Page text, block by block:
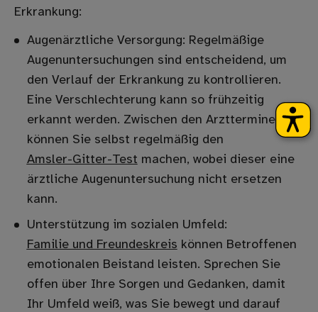
Erkrankung:
Augenärztliche Versorgung: Regelmäßige
Augenuntersuchungen sind entscheidend, um
den Verlauf der Erkrankung zu kontrollieren.
Eine Verschlechterung kann so frühzeitig
erkannt werden. Zwischen den Arztterminen
können Sie selbst regelmäßig den
Amsler-Gitter-Test machen, wobei dieser eine
ärztliche Augenuntersuchung nicht ersetzen
kann.
Unterstützung im sozialen Umfeld:
Familie und Freundeskreis können Betroffenen
emotionalen Beistand leisten. Sprechen Sie
offen über Ihre Sorgen und Gedanken, damit
Ihr Umfeld weiß, was Sie bewegt und darauf